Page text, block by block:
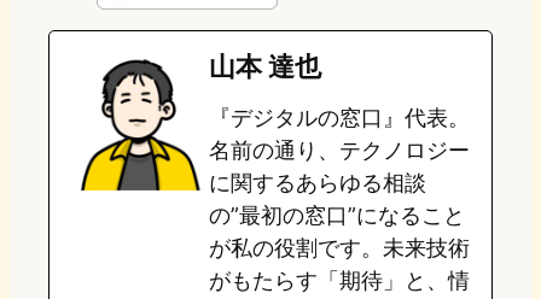
e
t
o
o
n
e
s
k
e
b
o
o
k
e
a
山本 達也
『デジタルの窓口』代表。
名前の通り、テクノロジー
に関するあらゆる相談
の”最初の窓口”になること
が私の役割です。未来技術
がもたらす「期待」と、情